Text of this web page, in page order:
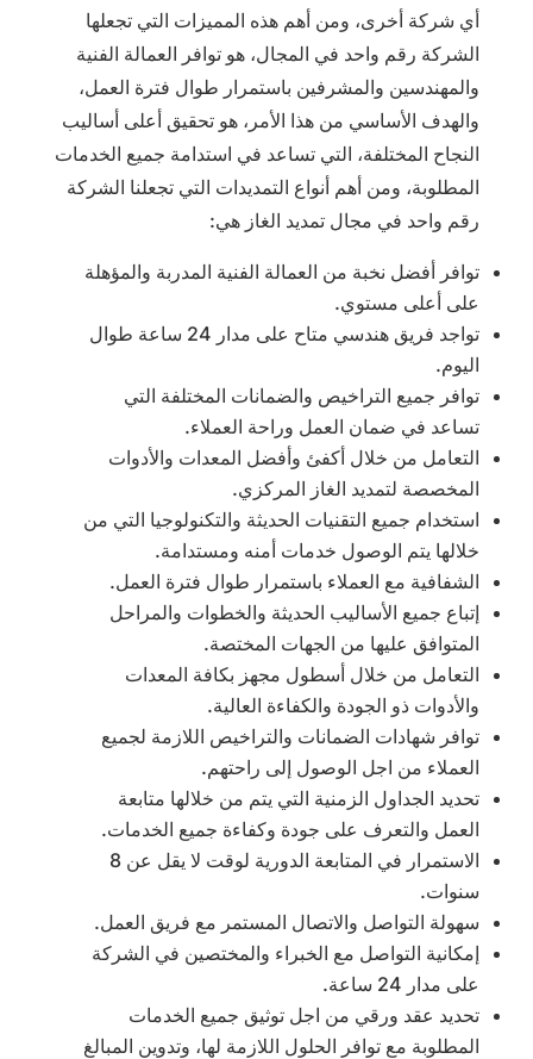
أي شركة أخرى، ومن أهم هذه المميزات التي تجعلها
الشركة رقم واحد في المجال، هو توافر العمالة الفنية
والمهندسين والمشرفين باستمرار طوال فترة العمل،
والهدف الأساسي من هذا الأمر، هو تحقيق أعلى أساليب
النجاح المختلفة، التي تساعد في استدامة جميع الخدمات
المطلوبة، ومن أهم أنواع التمديدات التي تجعلنا الشركة
رقم واحد في مجال تمديد الغاز هي:
توافر أفضل نخبة من العمالة الفنية المدربة والمؤهلة
على أعلى مستوي.
تواجد فريق هندسي متاح على مدار 24 ساعة طوال
اليوم.
توافر جميع التراخيص والضمانات المختلفة التي
تساعد في ضمان العمل وراحة العملاء.
التعامل من خلال أكفئ وأفضل المعدات والأدوات
المخصصة لتمديد الغاز المركزي.
استخدام جميع التقنيات الحديثة والتكنولوجيا التي من
خلالها يتم الوصول خدمات أمنه ومستدامة.
الشفافية مع العملاء باستمرار طوال فترة العمل.
إتباع جميع الأساليب الحديثة والخطوات والمراحل
المتوافق عليها من الجهات المختصة.
التعامل من خلال أسطول مجهز بكافة المعدات
والأدوات ذو الجودة والكفاءة العالية.
توافر شهادات الضمانات والتراخيص اللازمة لجميع
العملاء من اجل الوصول إلى راحتهم.
تحديد الجداول الزمنية التي يتم من خلالها متابعة
العمل والتعرف على جودة وكفاءة جميع الخدمات.
الاستمرار في المتابعة الدورية لوقت لا يقل عن 8
سنوات.
سهولة التواصل والاتصال المستمر مع فريق العمل.
إمكانية التواصل مع الخبراء والمختصين في الشركة
على مدار 24 ساعة.
تحديد عقد ورقي من اجل توثيق جميع الخدمات
المطلوبة مع توافر الحلول اللازمة لها، وتدوين المبالغ